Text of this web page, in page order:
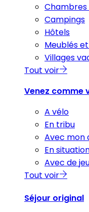
Campings
Hôtels
Meublés
Villages
Tout voir
Venez comme
A vélo
En tribu
Avec mon
En
Avec de
Tout voir
Séjour original